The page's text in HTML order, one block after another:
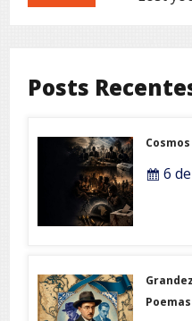
Posts
Cosmos
6
Poemas